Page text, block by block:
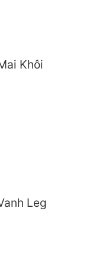
Khôi
Leg